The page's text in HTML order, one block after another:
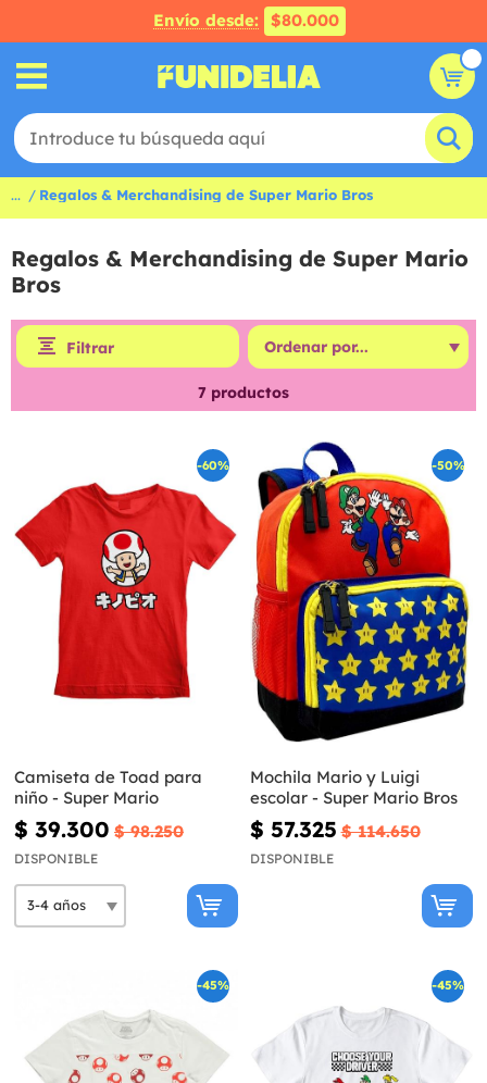
Envío desde: $80.000
... Regalos & Merchandising de Super Mario Bros
Regalos & Merchandising de Super Mario
Bros
Filtrar
7 productos
-60%
Camiseta de Toad para
niño - Super Mario
$ 39.300 $ 98.250
DISPONIBLE
-50%
Mochila Mario y Luigi
escolar - Super Mario Bros
$ 57.325 $ 114.650
DISPONIBLE
-45% -45%